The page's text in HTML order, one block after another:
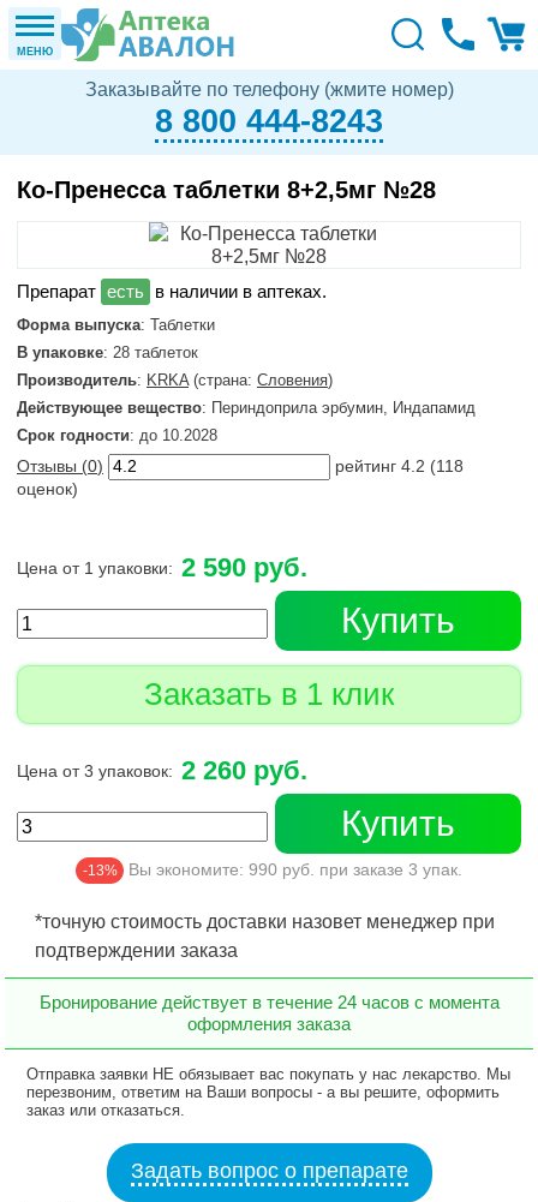
МЕНЮ
Заказывайте по телефону (жмите номер)
8 800 444-8243
Ко-Пренесса таблетки 8+2,5мг №28
в наличии в аптеках.
Форма выпуска: Таблетки
В упаковке: 28 таблеток
Производитель: KRKA(страна: Словения)
Действующее вещество: Периндоприла эрбумин, Индапамид
Срок годности: до 10.2028
Отзывы (0) рейтинг 4.2 (118
оценок)
Цена от 1 упаковки: 2 590 руб.
Купить
Заказать в 1 клик
Цена от 3 упаковок: 2 260 руб.
Купить
-13% Вы экономите: 990 руб. при заказе 3 упак.
*точную стоимость доставки назовет менеджер при
подтверждении заказа
Бронирование действует в течение 24 часов с момента
оформления заказа
Отправка заявки НЕ обязывает вас покупать у нас лекарство. Мы
перезвоним, ответим на Ваши вопросы - а вы решите, оформить
заказ или отказаться.
Задать вопрос о препарате